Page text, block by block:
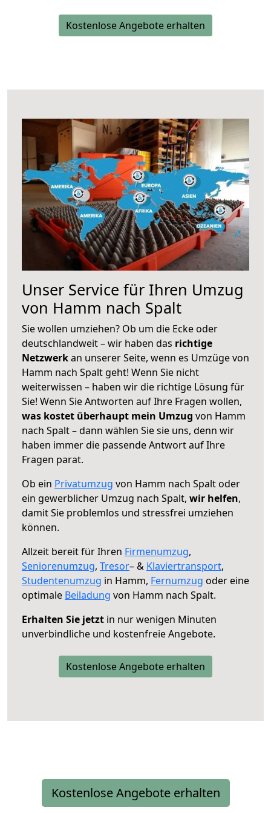
Kostenlose Angebote erhalten
Unser Service für Ihren Umzug
von Hamm nach Spalt
Sie wollen umziehen? Ob um die Ecke oder
deutschlandweit – wir haben das richtige
Netzwerkan unserer Seite, wenn es Umzüge von
Hamm nach Spalt geht! Wenn Sie nicht
weiterwissen – haben wir die richtige Lösung für
Sie! Wenn Sie Antworten auf Ihre Fragen wollen,
was kostet überhaupt mein Umzug von Hamm
nach Spalt – dann wählen Sie sie uns, denn wir
haben immer die passende Antwort auf Ihre
Fragen parat.
Ob ein Privatumzug von Hamm nach Spalt oder
ein gewerblicher Umzug nach Spalt, wir helfen,
damit Sie problemlos und stressfrei umziehen
können.
Allzeit bereit für Ihren Firmenumzug,
Seniorenumzug, Tresor– & Klaviertransport,
Studentenumzug in Hamm, Fernumzug oder eine
optimale Beiladung von Hamm nach Spalt.
Erhalten Sie jetzt in nur wenigen Minuten
unverbindliche und kostenfreie Angebote.
Kostenlose Angebote erhalten
Kostenlose Angebote erhalten